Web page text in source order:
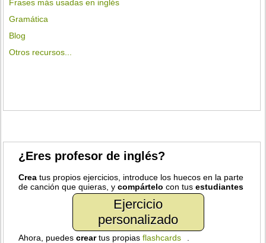
Frases más usadas en inglés
Gramática
Blog
Otros recursos...
¿Eres profesor de inglés?
Crea tus propios ejercicios, introduce los huecos en la parte
de canción que quieras, ycompártelo con tusestudiantes
Ejercicio
personalizado
Ahora, puedescreartus propiasflashcards